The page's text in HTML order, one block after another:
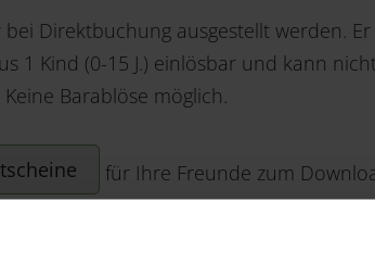
Direktbuchung ausgestellt werden.
1 Kind (0-15 J.) einlösbar und kann
Barablöse möglich.
für Ihre Freunde zum